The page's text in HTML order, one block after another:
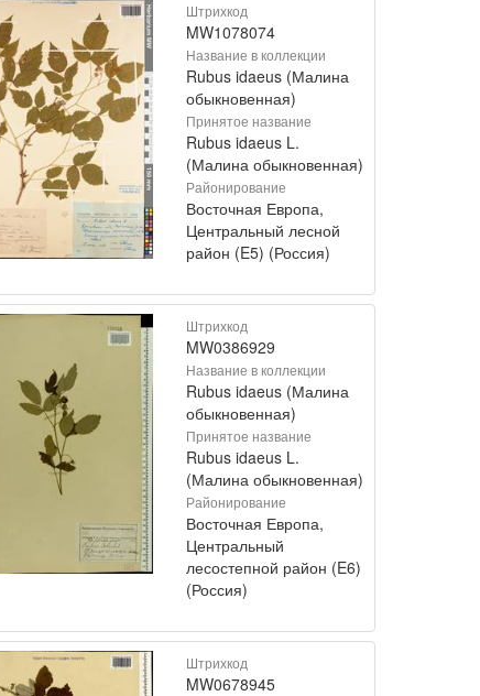
Штрихкод
MW1078074
Название в коллекции
Rubus idaeus (Малина
обыкновенная)
Принятое название
Rubus idaeus L.
(Малина обыкновенная)
Районирование
Восточная Европа,
Центральный лесной
район (E5) (Россия)
Штрихкод
MW0386929
Название в коллекции
Rubus idaeus (Малина
обыкновенная)
Принятое название
Rubus idaeus L.
(Малина обыкновенная)
Районирование
Восточная Европа,
Центральный
лесостепной район (E6)
(Россия)
Штрихкод
MW0678945